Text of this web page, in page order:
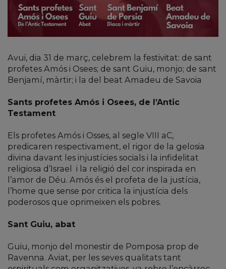
Avui, dia 31 de març, celebrem la festivitat: de sant
profetes Amós i Osees; de sant Guiu, monjo; de sant
Benjamí, màrtir; i la del beat Amadeu de Savoia
Sants profetes Amós i Osees, de l’Antic
Testament
Els profetes Amós i Osses, al segle VIII aC,
predicaren respectivament, el rigor de la gelosia
divina davant les injustícies socials i la infidelitat
religiosa d’Israel
i la religió del cor inspirada en
l’amor de Déu. Amós és el profeta de la justícia,
l’home que sense por critica la injustícia dels
poderosos que oprimeixen els pobres.
Sant Guiu, abat
Guiu, monjo del monestir de Pomposa prop de
Ravenna. Aviat, per les seves qualitats tant